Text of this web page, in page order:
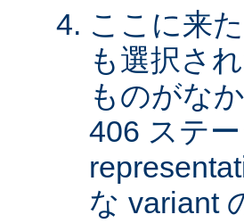
ここに来
も選択さ
ものがな
406 ステ
な variant